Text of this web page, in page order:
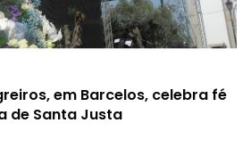
em Barcelos, celebra fé
de Santa Justa